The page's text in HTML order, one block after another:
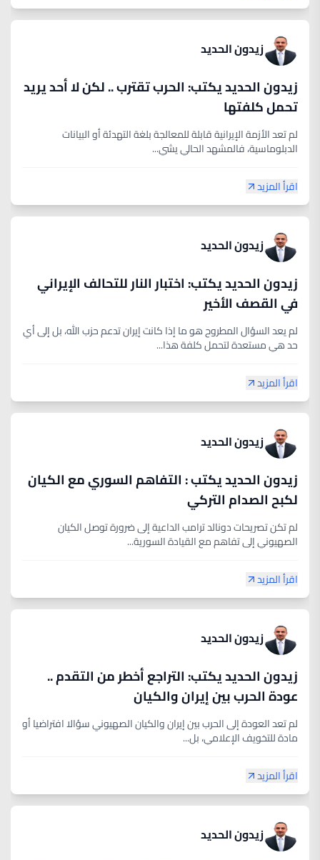
زيدون الحديد
زيدون الحديد يكتب: الحرب تقترب .. لكن لا أحد يريد
تحمل كلفتها
لم تعد الأزمة الإيرانية قابلة للمعالجة بلغة التهدئة أو البيانات
الدبلوماسية، فالمشهد الحالي يشي...
اقرأ المزيد
زيدون الحديد
زيدون الحديد يكتب: اختبار النار للتحالف الإيراني
في القصف الأخير
لم يعد السؤال المطروح هو ما إذا كانت إيران تدعم حزب الله، بل إلى أي
حد هي مستعدة لتحمل كلفة هذا...
اقرأ المزيد
زيدون الحديد
زيدون الحديد يكتب : التفاهم السوري مع الكيان
لكبح الصدام التركي
لم تكن تصريحات دونالد ترامب الداعية إلى ضرورة توصل الكيان
الصهيوني إلى تفاهم مع القيادة السورية...
اقرأ المزيد
زيدون الحديد
زيدون الحديد يكتب: التراجع أخطر من التقدم ..
عودة الحرب بين إيران والكيان
لم تعد العودة إلى الحرب بين إيران والكيان الصهيوني سؤالا افتراضيا أو
مادة للتخويف الإعلامي، بل...
اقرأ المزيد
زيدون الحديد